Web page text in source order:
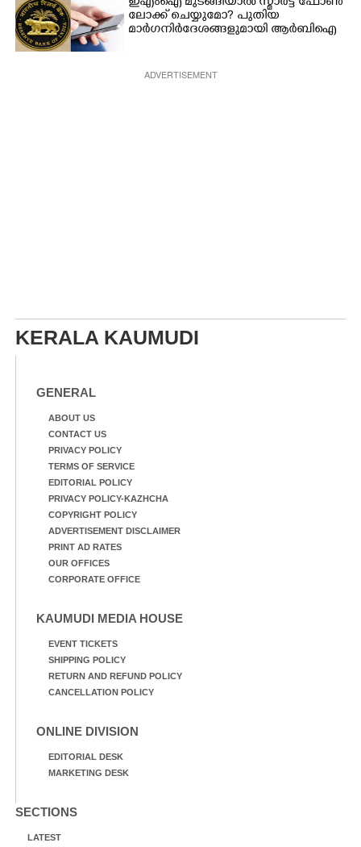
ലോക്ക് ചെയ്യുമോ? പുതിയ
മാർഗനിർദേശങ്ങളുമായി ആർബിഐ
ADVERTISEMENT
KERALA KAUMUDI
GENERAL
ABOUT US
CONTACT US
PRIVACY POLICY
TERMS OF SERVICE
EDITORIAL POLICY
PRIVACY POLICY-KAZHCHA
COPYRIGHT POLICY
ADVERTISEMENT DISCLAIMER
PRINT AD RATES
OUR OFFICES
CORPORATE OFFICE
KAUMUDI MEDIA HOUSE
EVENT TICKETS
SHIPPING POLICY
RETURN AND REFUND POLICY
CANCELLATION POLICY
ONLINE DIVISION
EDITORIAL DESK
MARKETING DESK
SECTIONS
LATEST